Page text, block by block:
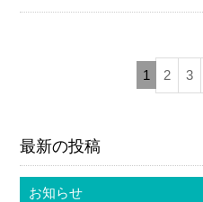
1 2 3
最新の投稿
お知らせ